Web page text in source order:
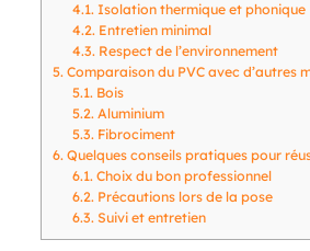
4.1. Isolation thermique et phonique
4.2. Entretien minimal
4.3. Respect de l’environnement
5.Comparaison du PVC avec d’autres
5.1. Bois
5.2. Aluminium
5.3. Fibrociment
6.Quelques conseils pratiques pour
6.1. Choix du bon professionnel
6.2. Précautions lors de la pose
6.3. Suivi et entretien